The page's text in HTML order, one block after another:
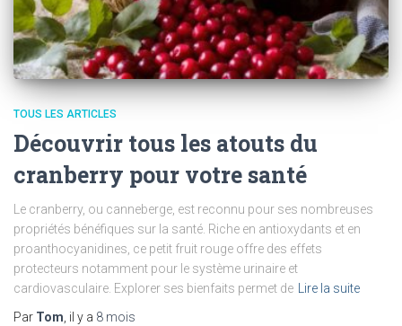
TOUS LES ARTICLES
Découvrir tous les atouts du
cranberry pour votre santé
Le cranberry, ou canneberge, est reconnu pour ses nombreuses
propriétés bénéfiques sur la santé. Riche en antioxydants et en
proanthocyanidines, ce petit fruit rouge offre des effets
protecteurs notamment pour le système urinaire et
cardiovasculaire. Explorer ses bienfaits permet de Lire la suite
Par Tom, il y a 8 mois